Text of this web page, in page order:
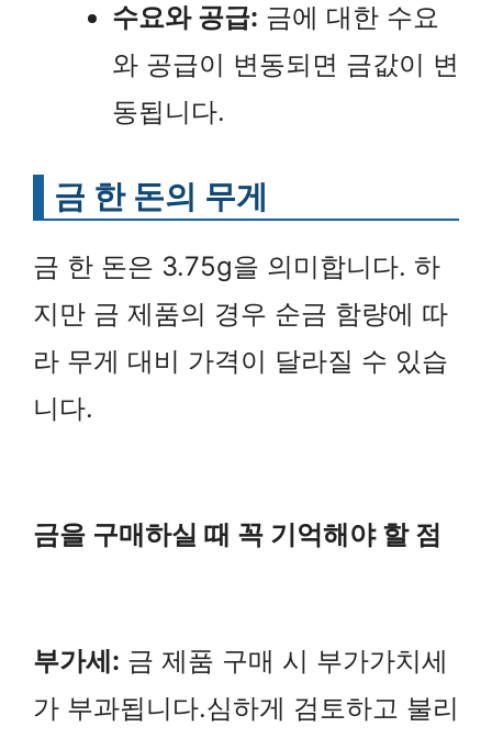
수요와 공급: 금에 대한 수요
와 공급이 변동되면 금값이 변
동됩니다.
금 한 돈의 무게
금 한 돈은 3.75g을 의미합니다. 하
지만 금 제품의 경우 순금 함량에 따
라 무게 대비 가격이 달라질 수 있습
니다.
금을 구매하실 때 꼭 기억해야 할 점
부가세: 금 제품 구매 시 부가가치세
가 부과됩니다.심하게 검토하고 불리